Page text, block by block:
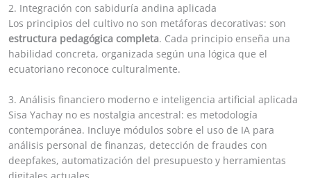
2. Integración con sabiduría andina aplicada
Los principios del cultivo no son metáforas decorativas: son
estructura pedagógica completa. Cada principio enseña una
habilidad concreta, organizada según una lógica que el
ecuatoriano reconoce culturalmente.
3. Análisis financiero moderno e inteligencia artificial aplicada
Sisa Yachay no es nostalgia ancestral: es metodología
contemporánea. Incluye módulos sobre el uso de IA para
análisis personal de finanzas, detección de fraudes con
deepfakes, automatización del presupuesto y herramientas
digitales actuales.